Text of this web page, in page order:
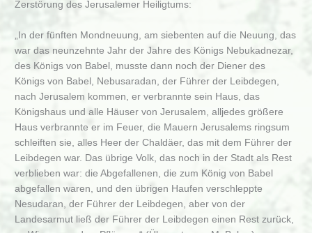
Zerstörung des Jerusalemer Heiligtums:
„In der fünften Mondneuung, am siebenten auf die Neuung, das
war das neunzehnte Jahr der Jahre des Königs Nebukadnezar,
des Königs von Babel, musste dann noch der Diener des
Königs von Babel, Nebusaradan, der Führer der Leibdegen,
nach Jerusalem kommen, er verbrannte sein Haus, das
Königshaus und alle Häuser von Jerusalem, alljedes größere
Haus verbrannte er im Feuer, die Mauern Jerusalems ringsum
schleiften sie, alles Heer der Chaldäer, das mit dem Führer der
Leibdegen war. Das übrige Volk, das noch in der Stadt als Rest
verblieben war: die Abgefallenen, die zum König von Babel
abgefallen waren, und den übrigen Haufen verschleppte
Nesudaran, der Führer der Leibdegen, aber von der
Landesarmut ließ der Führer der Leibdegen einen Rest zurück,